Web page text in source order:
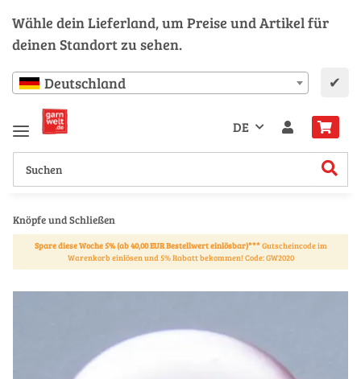
Wähle dein Lieferland, um Preise und Artikel für
deinen Standort zu sehen.
Deutschland ✔
DE
Knöpfe und Schließen
Spare diese Woche 5% (ab 40,00 EUR Bestellwert einlösbar)***Gutscheincode im
Warenkorb einlösen und 5% Rabatt bekommen! Code: GW2020